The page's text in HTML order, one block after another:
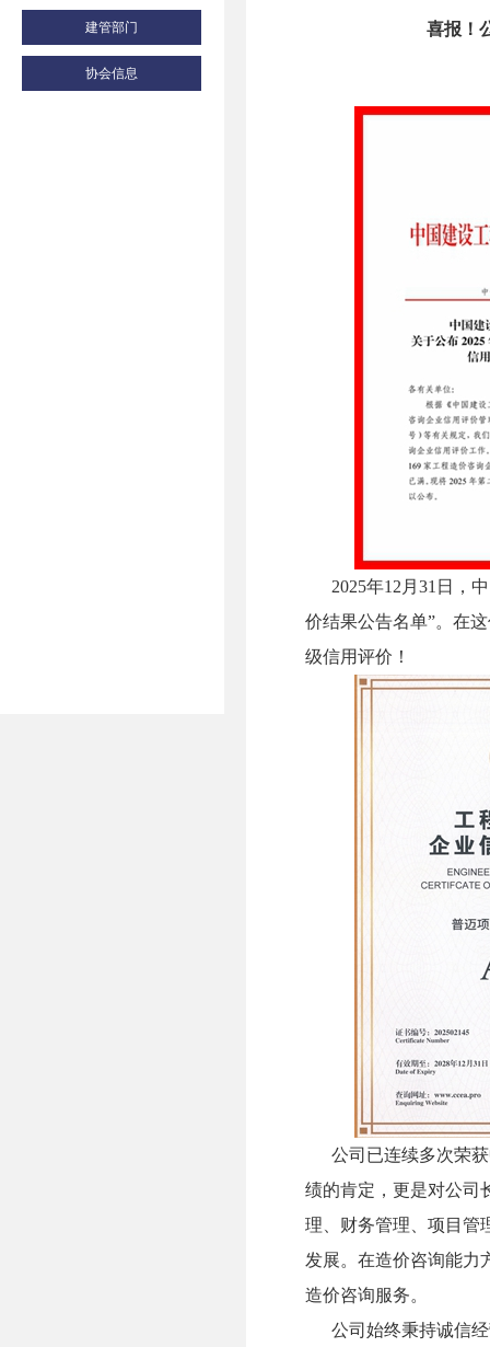
建管部门
协会信息
喜报！
2025年12月31日，中
价结果公告名单”。在
级信用评价！
公司已连续多次荣获
绩的肯定，更是对公司
理、财务管理、项目管
发展。在造价咨询能力
造价咨询服务。
公司始终秉持诚信经